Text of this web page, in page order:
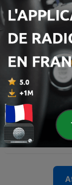
12 nov. 2025
Sourate 113
12 nov. 2025
112 -
Sourate 112
PUR)
12 nov. 2025
111 Sourate 111 :
12 nov. 2025
110 - Sourate 110 :
11 nov. 2025